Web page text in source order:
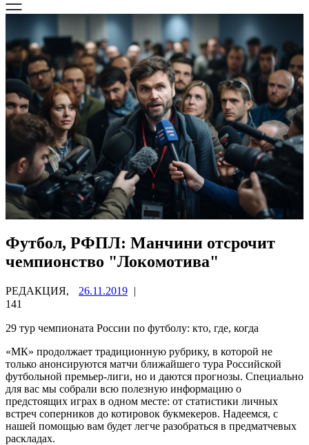
Футбол, РФПЛ: Манчини отсрочит
чемпионство "Локомотива"
РЕДАКЦИЯ, 26.11.2019 |
141
29 тур чемпионата России по футболу: кто, где, когда
«МК» продолжает традиционную рубрику, в которой не
только анонсируются матчи ближайшего тура Российской
футбольной премьер-лиги, но и даются прогнозы. Специально
для вас мы собрали всю полезную информацию о
предстоящих играх в одном месте: от статистики личных
встреч соперников до котировок букмекеров. Надеемся, с
нашей помощью вам будет легче разобраться в предматчевых
раскладах.